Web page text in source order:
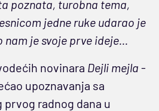
poznata, turobna tema,
jedne ruke udarao je
nam je svoje prve ideje...
novinara Dejli mejla -
upoznavanja sa
prvog radnog dana u